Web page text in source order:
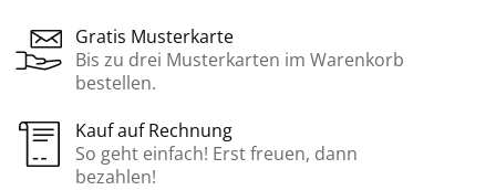
Gratis Musterkarte
Bis zu drei Musterkarten im Warenkorb
bestellen.
Kauf auf Rechnung
So geht einfach! Erst freuen, dann
bezahlen!